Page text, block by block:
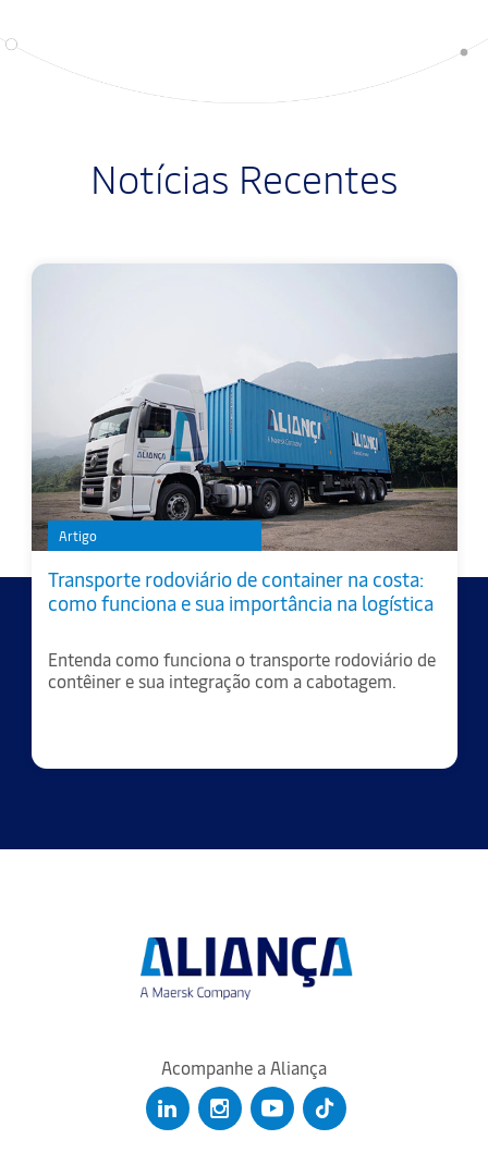
Notícias Recentes
Artigo
Transporte rodoviário de container na costa:
como funciona e sua importância na logística
Entenda como funciona o transporte rodoviário de
contêiner e sua integração com a cabotagem.
Acompanhe a Aliança